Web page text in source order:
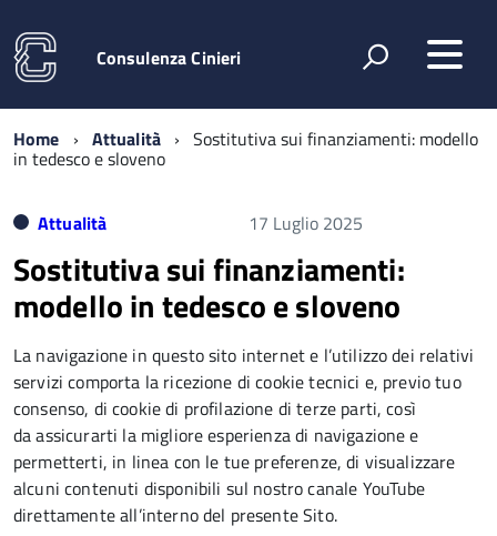
Consulenza Cinieri
Home Attualità Sostitutiva sui finanziamenti: modello
in tedesco e sloveno
Attualità 17 Luglio 2025
Sostitutiva sui finanziamenti:
modello in tedesco e sloveno
La navigazione in questo sito internet e l’utilizzo dei relativi
servizi comporta la ricezione di cookie tecnici e, previo tuo
consenso, di cookie di profilazione di terze parti, così
da assicurarti la migliore esperienza di navigazione e
permetterti, in linea con le tue preferenze, di visualizzare
alcuni contenuti disponibili sul nostro canale YouTube
direttamente all’interno del presente Sito.